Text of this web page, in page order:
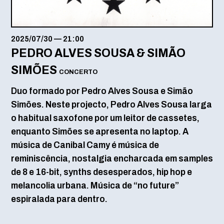
2025/07/30 — 21:00
PEDRO ALVES SOUSA & SIMÃO
SIMÕES CONCERTO
Duo formado por Pedro Alves Sousa e Simão
Simões. Neste projecto, Pedro Alves Sousa larga
o habitual saxofone por um leitor de cassetes,
enquanto Simões se apresenta no laptop. A
música de Canibal Camy é música de
reminiscência, nostalgia encharcada em samples
de 8 e 16-bit, synths desesperados, hip hop e
melancolia urbana. Música de “no future”
espiralada para dentro.